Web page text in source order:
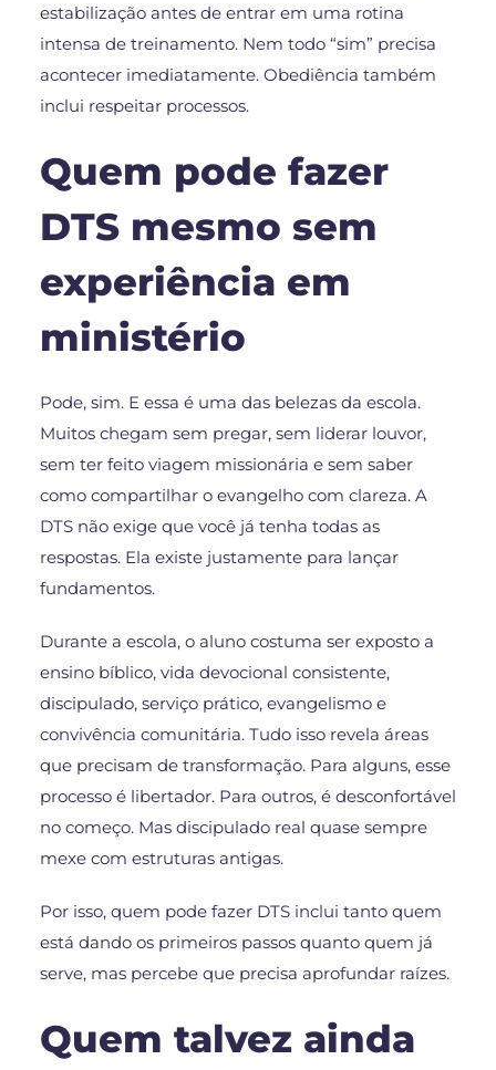
estabilização antes de entrar em uma rotina
intensa de treinamento. Nem todo “sim” precisa
acontecer imediatamente. Obediência também
inclui respeitar processos.
Quem pode fazer
DTS mesmo sem
experiência em
ministério
Pode, sim. E essa é uma das belezas da escola.
Muitos chegam sem pregar, sem liderar louvor,
sem ter feito viagem missionária e sem saber
como compartilhar o evangelho com clareza. A
DTS não exige que você já tenha todas as
respostas. Ela existe justamente para lançar
fundamentos.
Durante a escola, o aluno costuma ser exposto a
ensino bíblico, vida devocional consistente,
discipulado, serviço prático, evangelismo e
convivência comunitária. Tudo isso revela áreas
que precisam de transformação. Para alguns, esse
processo é libertador. Para outros, é desconfortável
no começo. Mas discipulado real quase sempre
mexe com estruturas antigas.
Por isso, quem pode fazer DTS inclui tanto quem
está dando os primeiros passos quanto quem já
serve, mas percebe que precisa aprofundar raízes.
Quem talvez ainda